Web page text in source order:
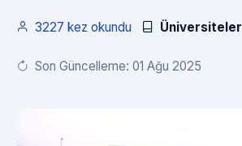
3227 kez okundu Üniversiteler
Son Güncelleme: 01 Ağu 2025